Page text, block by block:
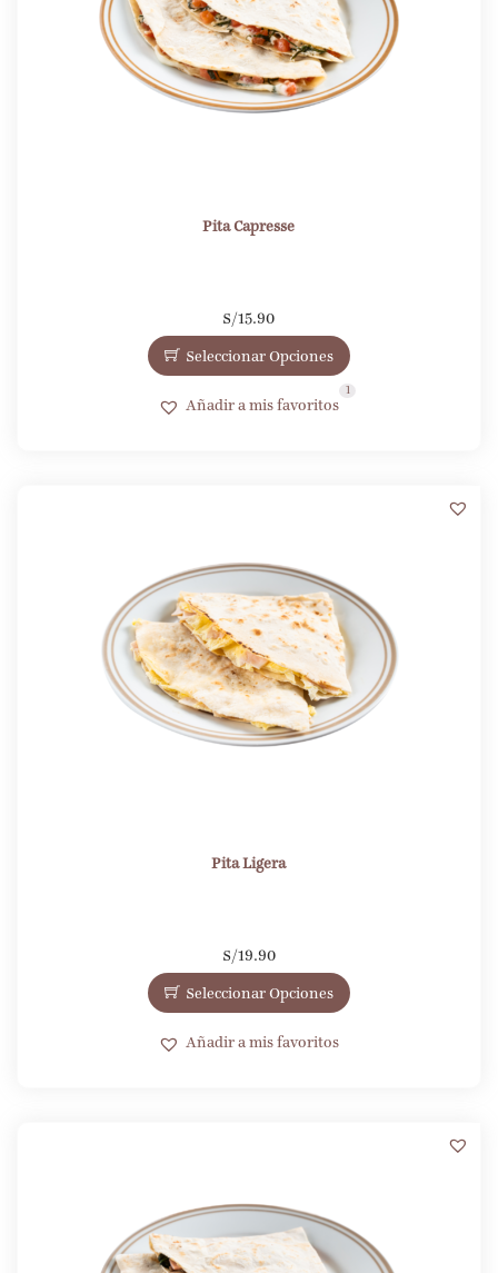
Pita Capresse
S/15.90
Seleccionar Opciones
Añadir a mis favoritos
1
Pita Ligera
S/19.90
Seleccionar Opciones
Añadir a mis favoritos